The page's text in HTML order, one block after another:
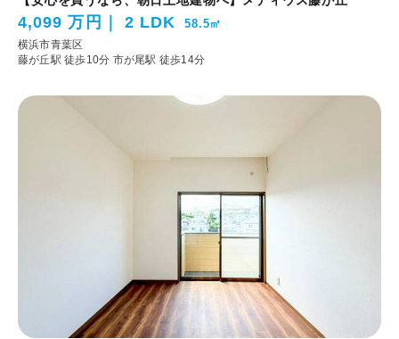
4,099 万円 2 LDK 58.5㎡
横浜市青葉区
藤が丘駅 徒歩10分 市が尾駅 徒歩14分